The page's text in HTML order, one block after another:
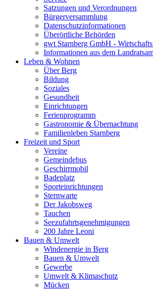
Satzungen und Verordnungen
Bürgerversammlung
Datenschutzinformationen
Überörtliche Behörden
gwt Starnberg GmbH -
Informationen aus dem
Leben & Wohnen
Über Berg
Bildung
Soziales
Gesundheit
Einrichtungen
Ferienprogramm
Gastronomie & Übernachtung
Familienleben Starnberg
Freizeit und Sport
Vereine
Gemeindebus
Geschirrmobil
Badeplatz
Sporteinrichtungen
Sternwarte
Der Jakobsweg
Tauchen
Seezufahrtsgenehmigungen
200 Jahre Leoni
Bauen & Umwelt
Windenergie in Berg
Bauen & Umwelt
Gewerbe
Umwelt & Klimaschutz
Mücken